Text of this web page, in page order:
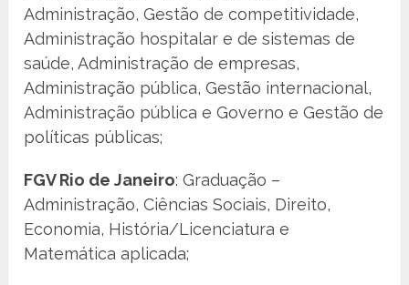
Administração, Gestão de competitividade,
Administração hospitalar e de sistemas de
saúde, Administração de empresas,
Administração pública, Gestão internacional,
Administração pública e Governo e Gestão de
políticas públicas;
FGV Rio de Janeiro: Graduação –
Administração, Ciências Sociais, Direito,
Economia, História/Licenciatura e
Matemática aplicada;